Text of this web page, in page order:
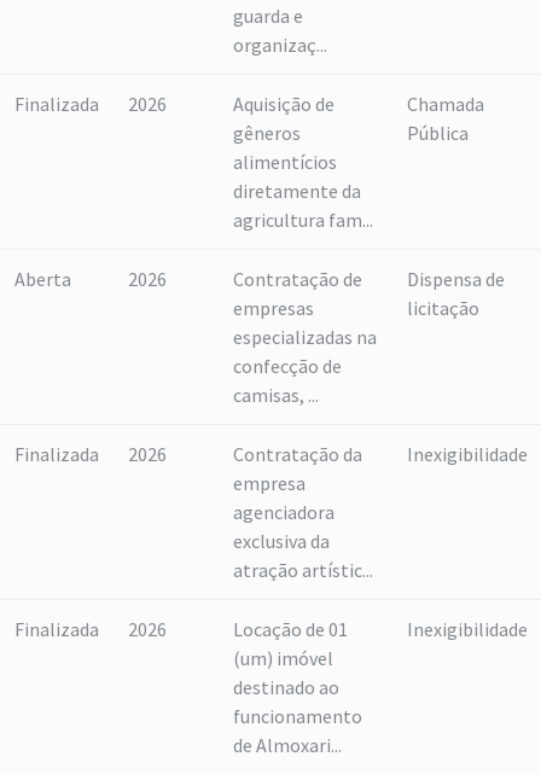
guarda e
organizaç...
Finalizada 2026
Aquisição de
gêneros
alimentícios
diretamente da
agricultura fam...
Chamada
Pública
Aberta 2026
Contratação de
empresas
especializadas na
confecção de
camisas, ...
Dispensa de
licitação
Finalizada 2026
Contratação da
empresa
agenciadora
exclusiva da
atração artístic...
Inexigibilidade
Finalizada 2026
Locação de 01
(um) imóvel
destinado ao
funcionamento
de Almoxari...
Inexigibilidade